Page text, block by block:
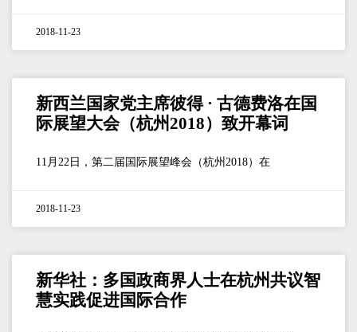
2018-11-23
新西兰国家党主席彼得 · 古德费洛在国
际展望大会（杭州2018）致开幕词
11月22日，第二届国际展望峰会（杭州2018）在
2018-11-23
新华社：多国政商界人士在杭州共议智
慧实践促进国际合作